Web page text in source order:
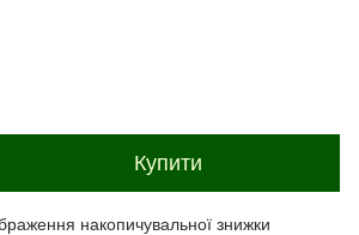
Купити
накопичувальної знижки